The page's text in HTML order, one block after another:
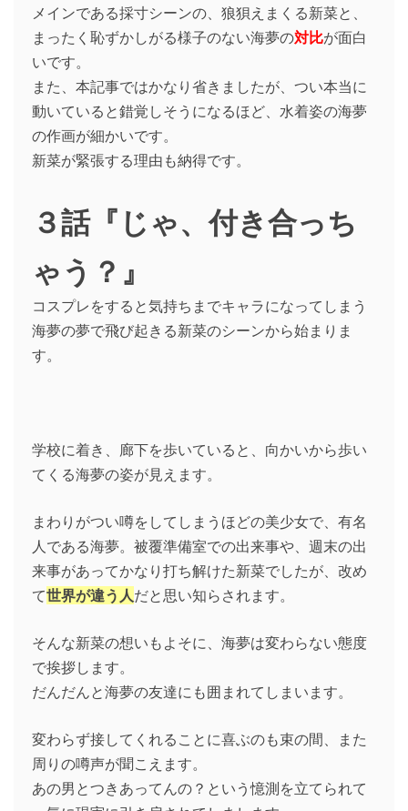
メインである採寸シーンの、狼狽えまくる新菜と、
まったく恥ずかしがる様子のない海夢の対比が面白
いです。
また、本記事ではかなり省きましたが、つい本当に
動いていると錯覚しそうになるほど、水着姿の海夢
の作画が細かいです。
新菜が緊張する理由も納得です。
３話『じゃ、付き合っち
ゃう？』
コスプレをすると気持ちまでキャラになってしまう
海夢の夢で飛び起きる新菜のシーンから始まりま
す。
学校に着き、廊下を歩いていると、向かいから歩い
てくる海夢の姿が見えます。
まわりがつい噂をしてしまうほどの美少女で、有名
人である海夢。被覆準備室での出来事や、週末の出
来事があってかなり打ち解けた新菜でしたが、改め
て世界が違う人だと思い知らされます。
そんな新菜の想いもよそに、海夢は変わらない態度
で挨拶します。
だんだんと海夢の友達にも囲まれてしまいます。
変わらず接してくれることに喜ぶのも束の間、また
周りの噂声が聞こえます。
あの男とつきあってんの？という憶測を立てられて